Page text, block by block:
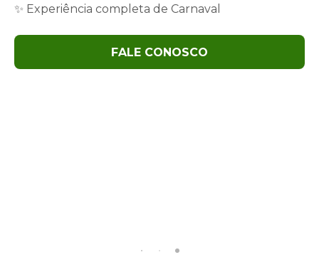
✨ Experiência completa de Carnaval
FALE CONOSCO